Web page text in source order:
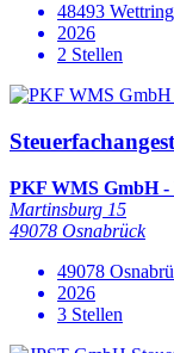
48493
2026
2 Stellen
PKF WMS GmbH -
Martinsburg 15
49078 Osnabrück
49078
2026
3 Stellen